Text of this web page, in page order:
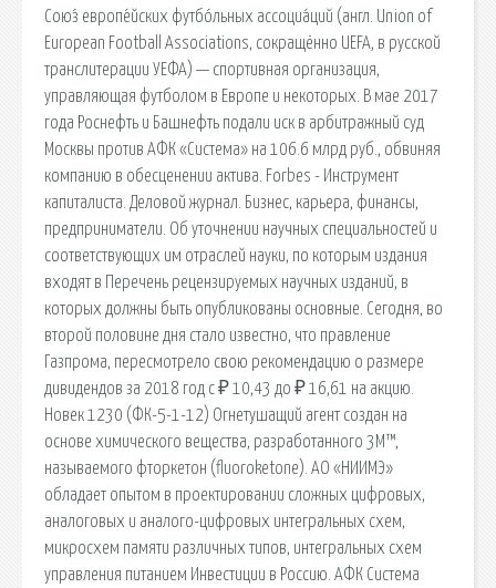
Сою́з европе́йских футбо́льных ассоциа́ций (англ. Union of
European Football Associations, сокращённо UEFA, в русской
транслитерации УЕФА) — спортивная организация,
управляющая футболом в Европе и некоторых. В мае 2017
года Роснефть и Башнефть подали иск в арбитражный суд
Москвы против АФК «Система» на 106.6 млрд руб., обвиняя
компанию в обесценении актива. Forbes - Инструмент
капиталиста. Деловой журнал. Бизнес, карьера, финансы,
предприниматели. Об уточнении научных специальностей и
соответствующих им отраслей науки, по которым издания
входят в Перечень рецензируемых научных изданий, в
которых должны быть опубликованы основные. Сегодня, во
второй половине дня стало известно, что правление
Газпрома, пересмотрело свою рекомендацию о размере
дивидендов за 2018 год с ₽ 10,43 до ₽ 16,61 на акцию.
Новек 1230 (ФК-5-1-12) Огнетушащий агент создан на
основе химического вещества, разработанного 3M™,
называемого фторкетон (fluoroketone). АО «НИИМЭ»
обладает опытом в проектировании сложных цифровых,
аналоговых и аналого-цифровых интегральных схем,
микросхем памяти различных типов, интегральных схем
управления питанием Инвестиции в Россию. АФК Система